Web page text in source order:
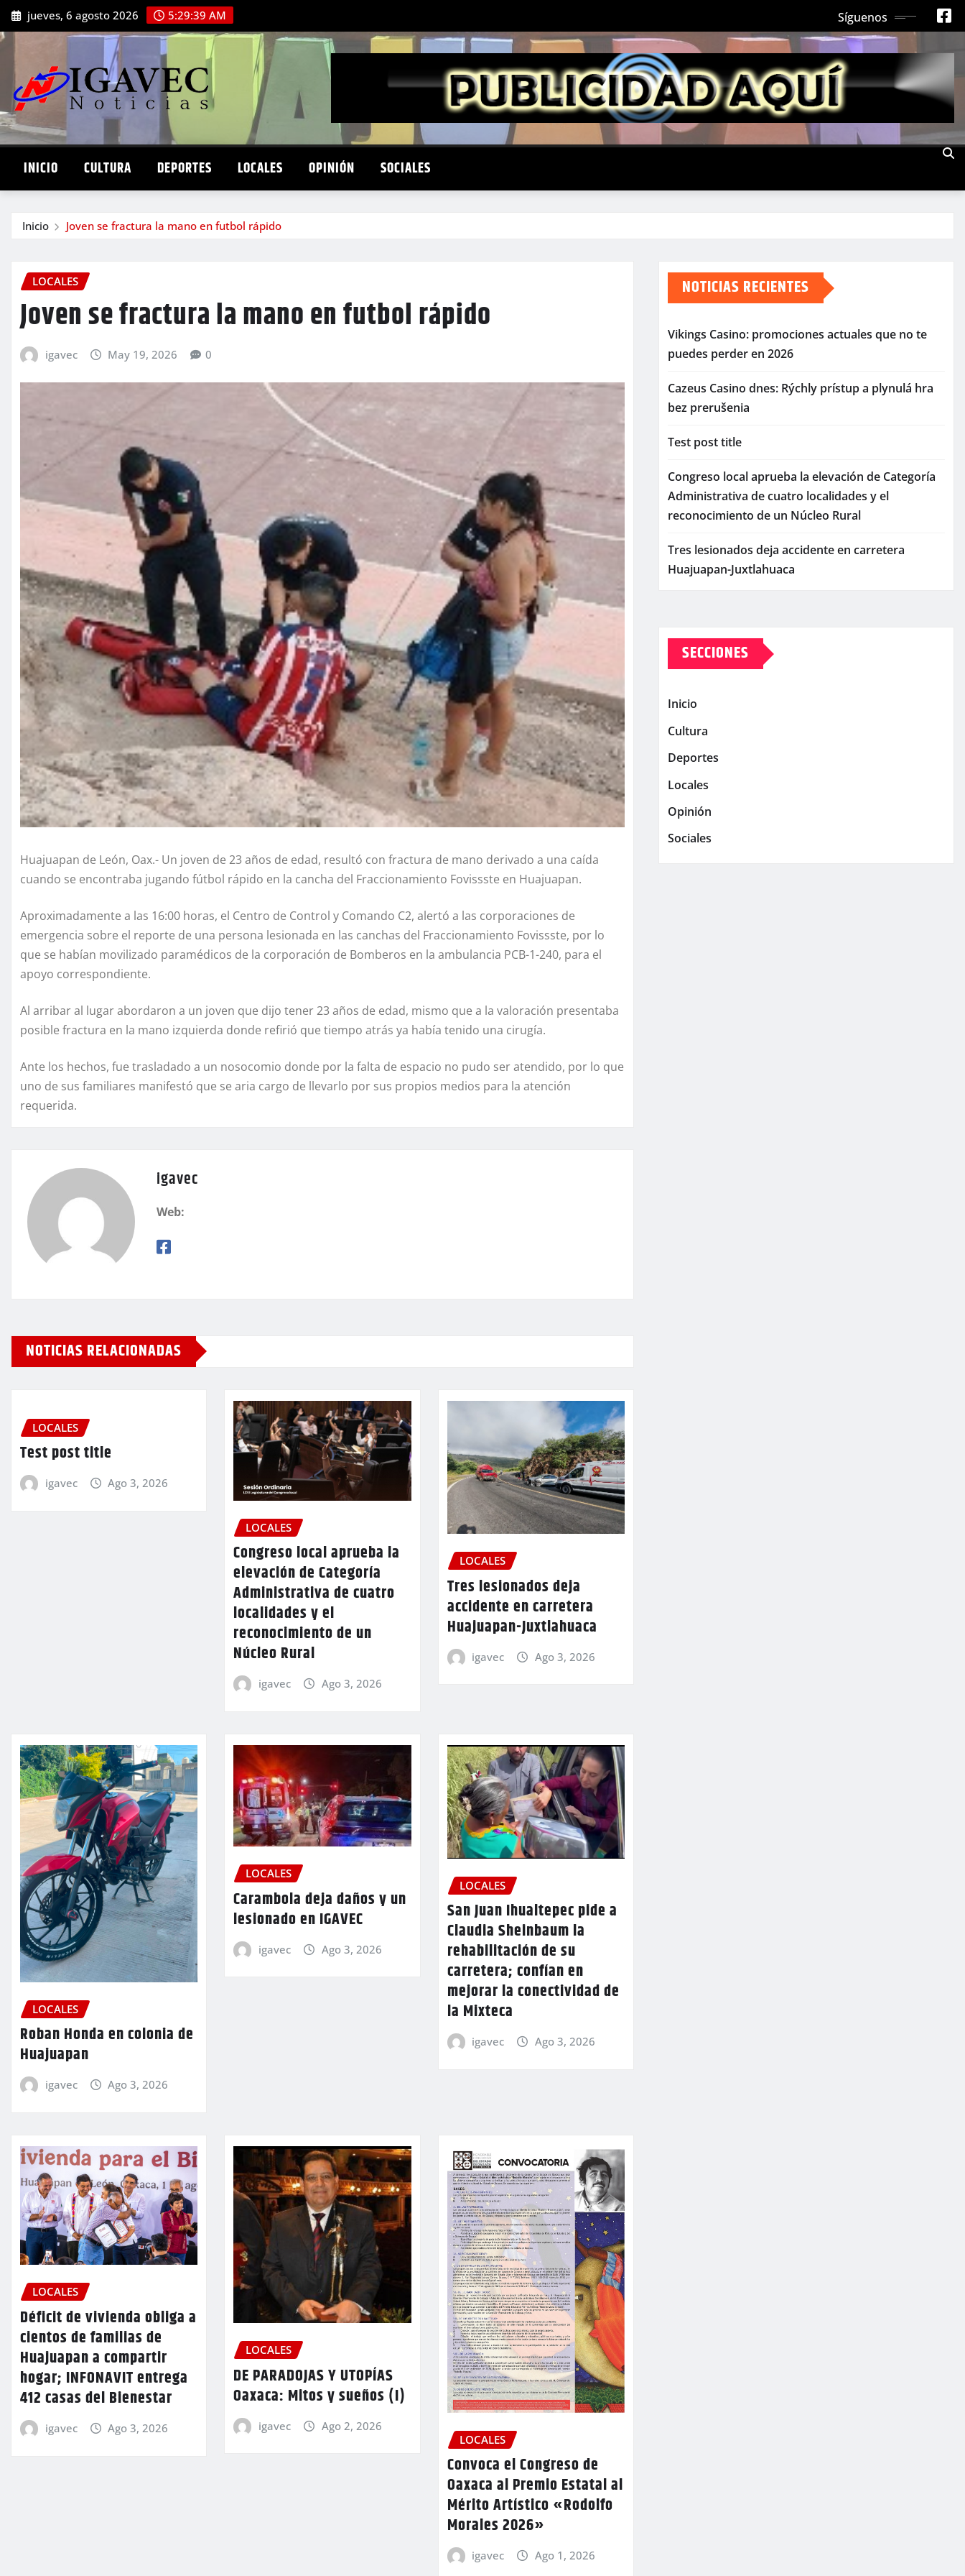
Saltar
al
contenido
jueves, 6 agosto 2026 5:29:40 AM Síguenos
INICIO CULTURA DEPORTES LOCALES OPINIÓN SOCIALES
Inicio Joven se fractura la mano en futbol rápido
LOCALES
Joven se fractura la mano en futbol rápido
igavec May 19, 2026 0
Huajuapan de León, Oax.- Un joven de 23 años de edad, resultó con fractura de mano derivado a una caída
cuando se encontraba jugando fútbol rápido en la cancha del Fraccionamiento Fovissste en Huajuapan.
Aproximadamente a las 16:00 horas, el Centro de Control y Comando C2, alertó a las corporaciones de
emergencia sobre el reporte de una persona lesionada en las canchas del Fraccionamiento Fovissste, por lo
que se habían movilizado paramédicos de la corporación de Bomberos en la ambulancia PCB-1-240, para el
apoyo correspondiente.
Al arribar al lugar abordaron a un joven que dijo tener 23 años de edad, mismo que a la valoración presentaba
posible fractura en la mano izquierda donde refirió que tiempo atrás ya había tenido una cirugía.
Ante los hechos, fue trasladado a un nosocomio donde por la falta de espacio no pudo ser atendido, por lo que
uno de sus familiares manifestó que se aria cargo de llevarlo por sus propios medios para la atención
requerida.
igavec
Web:
NOTICIAS RELACIONADAS
LOCALES
Test post title
igavec Ago 3, 2026
LOCALES
Congreso local aprueba la
elevación de Categoría
Administrativa de cuatro
localidades y el
reconocimiento de un
Núcleo Rural
igavec Ago 3, 2026
LOCALES
Tres lesionados deja
accidente en carretera
Huajuapan-Juxtlahuaca
igavec Ago 3, 2026
LOCALES
Roban Honda en colonia de
Huajuapan
igavec Ago 3, 2026
LOCALES
Carambola deja daños y un
lesionado en IGAVEC
igavec Ago 3, 2026
LOCALES
San Juan Ihualtepec pide a
Claudia Sheinbaum la
rehabilitación de su
carretera; confían en
mejorar la conectividad de
la Mixteca
igavec Ago 3, 2026
LOCALES
Déficit de vivienda obliga a
cientos de familias de
Huajuapan a compartir
hogar; INFONAVIT entrega
412 casas del Bienestar
igavec Ago 3, 2026
LOCALES
DE PARADOJAS Y UTOPÍAS
Oaxaca: Mitos y sueños (I)
igavec
Ago 2, 2026
LOCALES
Convoca el Congreso de
Oaxaca al Premio Estatal al
Mérito Artístico «Rodolfo
Morales 2026»
igavec Ago 1, 2026
NOTICIAS RECIENTES
Vikings Casino: promociones actuales que no te
puedes perder en 2026
Cazeus Casino dnes: Rýchly prístup a plynulá hra
bez prerušenia
Test post title
Congreso local aprueba la elevación de Categoría
Administrativa de cuatro localidades y el
reconocimiento de un Núcleo Rural
Tres lesionados deja accidente en carretera
Huajuapan-Juxtlahuaca
SECCIONES
Inicio
Cultura
Deportes
Locales
Opinión
Sociales